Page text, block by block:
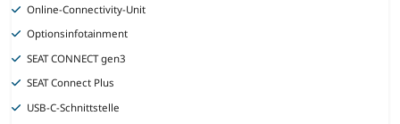
Online-Connectivity-Unit
Optionsinfotainment
SEAT CONNECT gen3
SEAT Connect Plus
USB-C-Schnittstelle